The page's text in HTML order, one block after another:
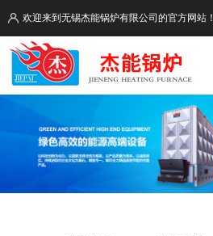
欢迎来到无锡杰能锅炉有限公司的官方网站！